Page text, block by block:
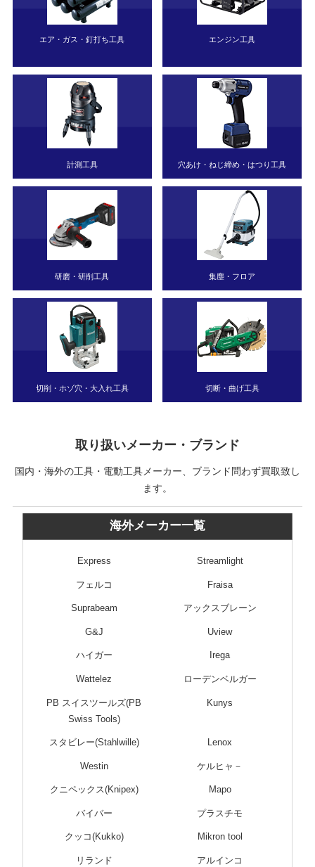
エア・ガス・釘打ち工具 エンジン工具
計測工具 穴あけ・ねじ締め・はつり工具
研磨・研削工具 集塵・フロア
切削・ホゾ穴・大入れ工具 切断・曲げ工具
取り扱いメーカー・ブランド
国内・海外の工具・電動工具メーカー、ブランド問わず買取致し
ます。
海外メーカー一覧
Express Streamlight
フェルコ Fraisa
Suprabeam アックスブレーン
G&J Uview
ハイガー Irega
Wattelez ローデンベルガー
PB スイスツールズ(PB
Swiss Tools)
Kunys
スタビレー(Stahlwille) Lenox
Westin ケルヒャ－
クニペックス(Knipex) Mapo
バイバー プラスチモ
クッコ(Kukko) Mikron tool
リランド アルインコ